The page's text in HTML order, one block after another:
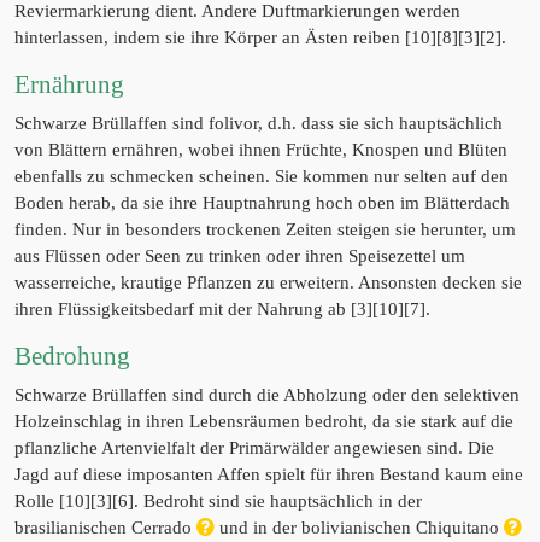
Reviermarkierung dient. Andere Duftmarkierungen werden
hinterlassen, indem sie ihre Körper an Ästen reiben [10][8][3][2].
Ernährung
Schwarze Brüllaffen sind folivor, d.h. dass sie sich hauptsächlich
von Blättern ernähren, wobei ihnen Früchte, Knospen und Blüten
ebenfalls zu schmecken scheinen. Sie kommen nur selten auf den
Boden herab, da sie ihre Hauptnahrung hoch oben im Blätterdach
finden. Nur in besonders trockenen Zeiten steigen sie herunter, um
aus Flüssen oder Seen zu trinken oder ihren Speisezettel um
wasserreiche, krautige Pflanzen zu erweitern. Ansonsten decken sie
ihren Flüssigkeitsbedarf mit der Nahrung ab [3][10][7].
Bedrohung
Schwarze Brüllaffen sind durch die Abholzung oder den selektiven
Holzeinschlag in ihren Lebensräumen bedroht, da sie stark auf die
pflanzliche Artenvielfalt der Primärwälder angewiesen sind. Die
Jagd auf diese imposanten Affen spielt für ihren Bestand kaum eine
Rolle [10][3][6]. Bedroht sind sie hauptsächlich in der
brasilianischen Cerrado
und in der bolivianischen Chiquitano